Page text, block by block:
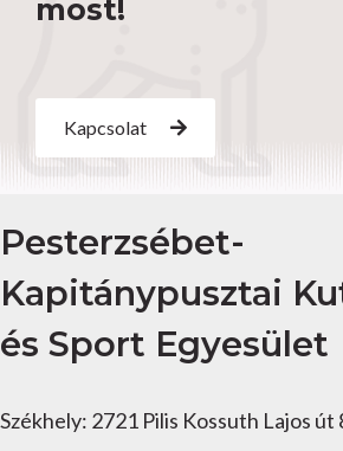
most!
Kapcsolat
Pesterzsébet-
Kapitánypusztai
és Sport Egyesület
Székhely: 2721 Pilis Kossuth Lajos út